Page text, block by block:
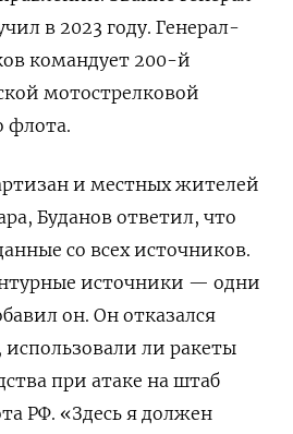
в 2023 году. Генерал-
командует 200-й
мотострелковой
флота.
и местных жителей
Буданов ответил, что
со всех источников.
источники — одни
он. Он отказался
использовали ли ракеты
при атаке на штаб
РФ. «Здесь я должен